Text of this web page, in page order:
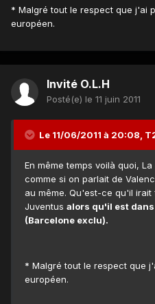
* Malgré tout le respect que j'ai
européen.
Invité O.L.H
Posté(e) le 11 juin 2011
Le 11/06/2011 à 20:08,
En même temps voilà quoi,
comme si on parlait de
au même. Qu'est-ce qu'il
Juventus alors qu'il est
(Barcelone exclu).
* Malgré tout le respect que
européen.